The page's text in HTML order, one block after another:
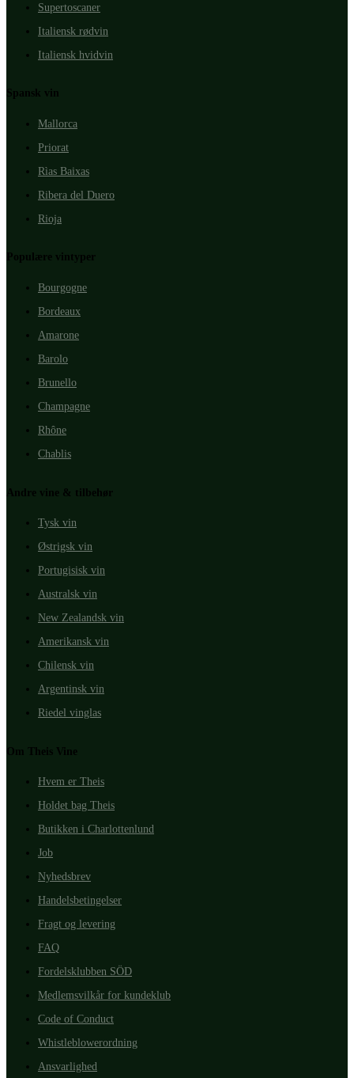
Supertoscaner
Italiensk rødvin
Italiensk hvidvin
Spansk vin
Mallorca
Priorat
Rìas Baixas
Ribera del Duero
Rioja
Populære vintyper
Bourgogne
Bordeaux
Amarone
Barolo
Brunello
Champagne
Rhône
Chablis
Andre vine & tilbehør
Tysk vin
Østrigsk vin
Portugisisk vin
Australsk vin
New Zealandsk vin
Amerikansk vin
Chilensk vin
Argentinsk vin
Riedel vinglas
Om Theis Vine
Hvem er Theis
Holdet bag Theis
Butikken i Charlottenlund
Job
Nyhedsbrev
Handelsbetingelser
Fragt og levering
FAQ
Fordelsklubben SÖD
Medlemsvilkår for kundeklub
Code of Conduct
Whistleblowerordning
Ansvarlighed